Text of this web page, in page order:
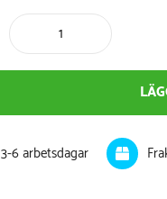
3-6 arbetsdagar